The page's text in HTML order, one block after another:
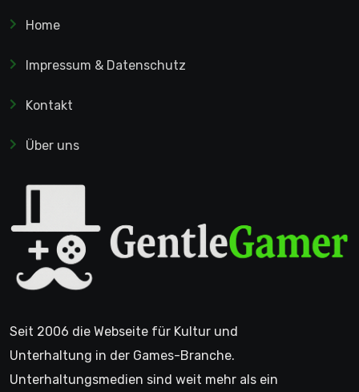
Home
Impressum & Datenschutz
Kontakt
Über uns
Seit 2006 die Webseite für Kultur und
Unterhaltung in der Games-Branche.
Unterhaltungsmedien sind weit mehr als ein